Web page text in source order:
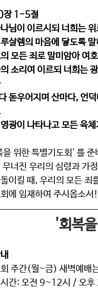
장 1-5절
님이 이르시되 너희는
살렘의 마음에 닿도록
모든 죄로 말미암아 여
소리여 이르되 너희는
돋우어지며 산마다, 언
광이 나타나고 모든 육
을 위한 특별기도회' 를
무너진 우리의 심령과 가
이킬 때, 우리의 모든 죄
에 임재하여 주시옵소
'회복
주간(월~금) 새벽예배
간: 오전 9~12시 / 오